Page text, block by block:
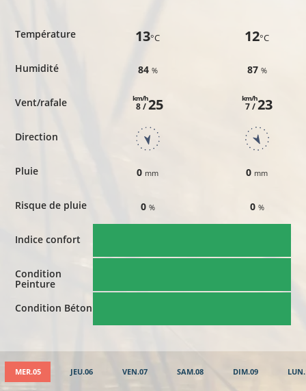
Température
Humidité
Vent/rafale
Direction
Pluie
Risque de pluie
Indice confort
Condition
Peinture
Condition Béton
13°C
84 %
8 /
km/h25
0 mm
0 %
12°C
87 %
7 /
km/h23
0 mm
0 %
MER.05 JEU.06 VEN.07 SAM.08 DIM.09